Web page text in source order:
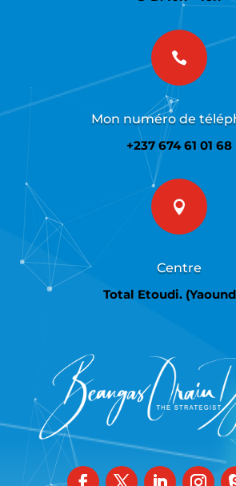

Mon numéro de
+237 674 61 01 68

Centre
Total Etoudi.